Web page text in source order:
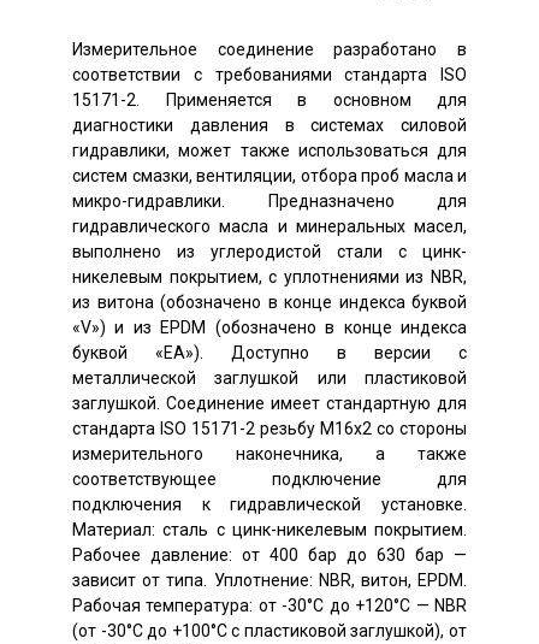
Измерительное соединение разработано в
соответствии с требованиями стандарта ISO
15171-2. Применяется в основном для
диагностики давления в системах силовой
гидравлики, может также использоваться для
систем смазки, вентиляции, отбора проб масла и
микро-гидравлики. Предназначено для
гидравлического масла и минеральных масел,
выполнено из углеродистой стали с цинк-
никелевым покрытием, с уплотнениями из NBR,
из витона (обозначено в конце индекса буквой
«V») и из EPDM (обозначено в конце индекса
буквой «EA»). Доступно в версии с
металлической заглушкой или пластиковой
заглушкой. Соединение имеет стандартную для
стандарта ISO 15171-2 резьбу M16x2 со стороны
измерительного наконечника, а также
соответствующее подключение для
подключения к гидравлической установке.
Материал: сталь с цинк-никелевым покрытием.
Рабочее давление: от 400 бар до 630 бар —
зависит от типа. Уплотнение: NBR, витон, EPDM.
Рабочая температура: от -30°C до +120°C — NBR
(от -30°C до +100°C с пластиковой заглушкой), от